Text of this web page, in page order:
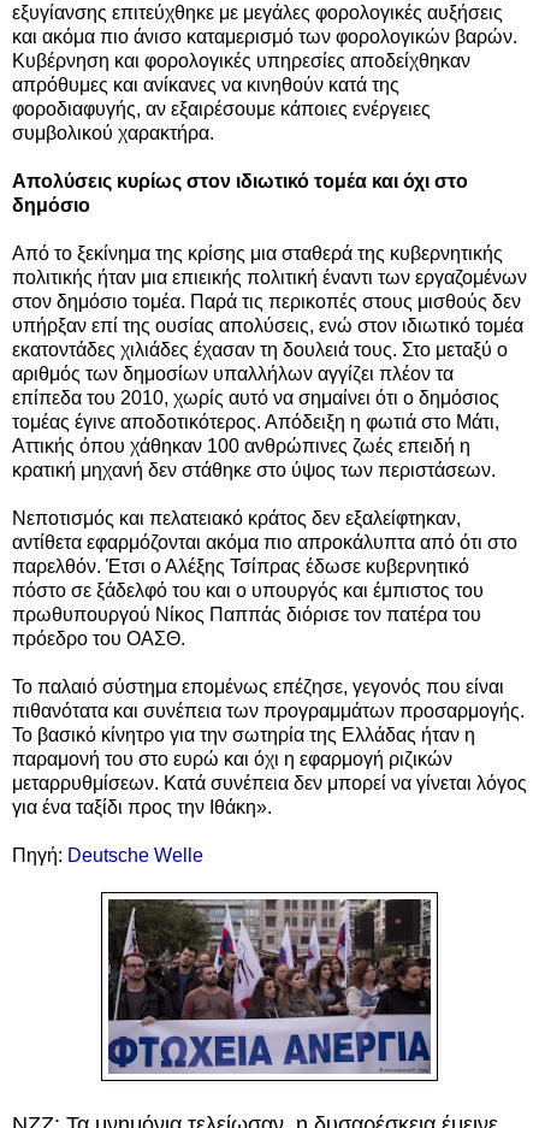
εξυγίανσης επιτεύχθηκε με μεγάλες φορολογικές αυξήσεις
και ακόμα πιο άνισο καταμερισμό των φορολογικών βαρών.
Κυβέρνηση και φορολογικές υπηρεσίες αποδείχθηκαν
απρόθυμες και ανίκανες να κινηθούν κατά της
φοροδιαφυγής, αν εξαιρέσουμε κάποιες ενέργειες
συμβολικού χαρακτήρα.
Απολύσεις κυρίως στον ιδιωτικό τομέα και όχι στο
δημόσιο
Από το ξεκίνημα της κρίσης μια σταθερά της κυβερνητικής
πολιτικής ήταν μια επιεικής πολιτική έναντι των εργαζομένων
στον δημόσιο τομέα. Παρά τις περικοπές στους μισθούς δεν
υπήρξαν επί της ουσίας απολύσεις, ενώ στον ιδιωτικό τομέα
εκατοντάδες χιλιάδες έχασαν τη δουλειά τους. Στο μεταξύ ο
αριθμός των δημοσίων υπαλλήλων αγγίζει πλέον τα
επίπεδα του 2010, χωρίς αυτό να σημαίνει ότι ο δημόσιος
τομέας έγινε αποδοτικότερος. Απόδειξη η φωτιά στο Μάτι,
Αττικής όπου χάθηκαν 100 ανθρώπινες ζωές επειδή η
κρατική μηχανή δεν στάθηκε στο ύψος των περιστάσεων.
Νεποτισμός και πελατειακό κράτος δεν εξαλείφτηκαν,
αντίθετα εφαρμόζονται ακόμα πιο απροκάλυπτα από ότι στο
παρελθόν. Έτσι ο Αλέξης Τσίπρας έδωσε κυβερνητικό
πόστο σε ξάδελφό του και ο υπουργός και έμπιστος του
πρωθυπουργού Νίκος Παππάς διόρισε τον πατέρα του
πρόεδρο του ΟΑΣΘ.
Το παλαιό σύστημα επομένως επέζησε, γεγονός που είναι
πιθανότατα και συνέπεια των προγραμμάτων προσαρμογής.
Το βασικό κίνητρο για την σωτηρία της Ελλάδας ήταν η
παραμονή του στο ευρώ και όχι η εφαρμογή ριζικών
μεταρρυθμίσεων. Κατά συνέπεια δεν μπορεί να γίνεται λόγος
για ένα ταξίδι προς την Ιθάκη».
Πηγή: Deutsche Welle